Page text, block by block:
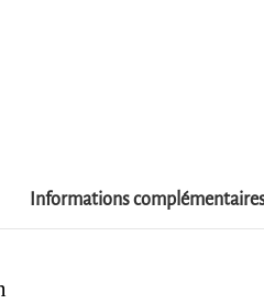
Informations